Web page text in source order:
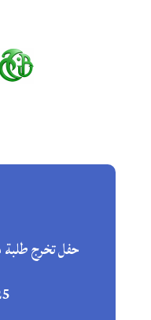
حفل تخرج طلبة